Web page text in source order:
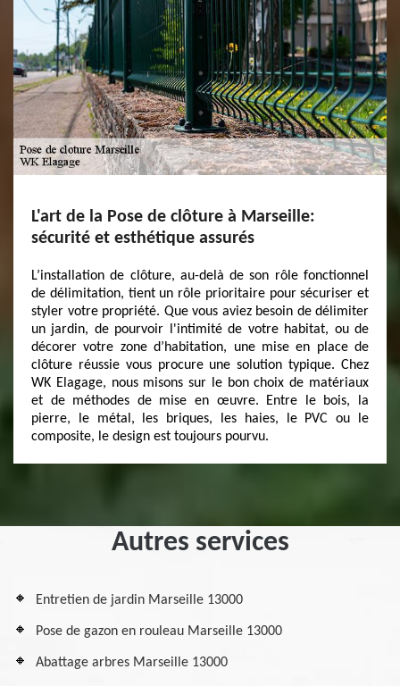
L'art de la Pose de clôture à Marseille:
sécurité et esthétique assurés
L’installation de clôture, au-delà de son rôle fonctionnel
de délimitation, tient un rôle prioritaire pour sécuriser et
styler votre propriété. Que vous aviez besoin de délimiter
un jardin, de pourvoir l'intimité de votre habitat, ou de
décorer votre zone d’habitation, une mise en place de
clôture réussie vous procure une solution typique. Chez
WK Elagage, nous misons sur le bon choix de matériaux
et de méthodes de mise en œuvre. Entre le bois, la
pierre, le métal, les briques, les haies, le PVC ou le
composite, le design est toujours pourvu.
Autres services
Entretien de jardin Marseille 13000
Pose de gazon en rouleau Marseille 13000
Abattage arbres Marseille 13000